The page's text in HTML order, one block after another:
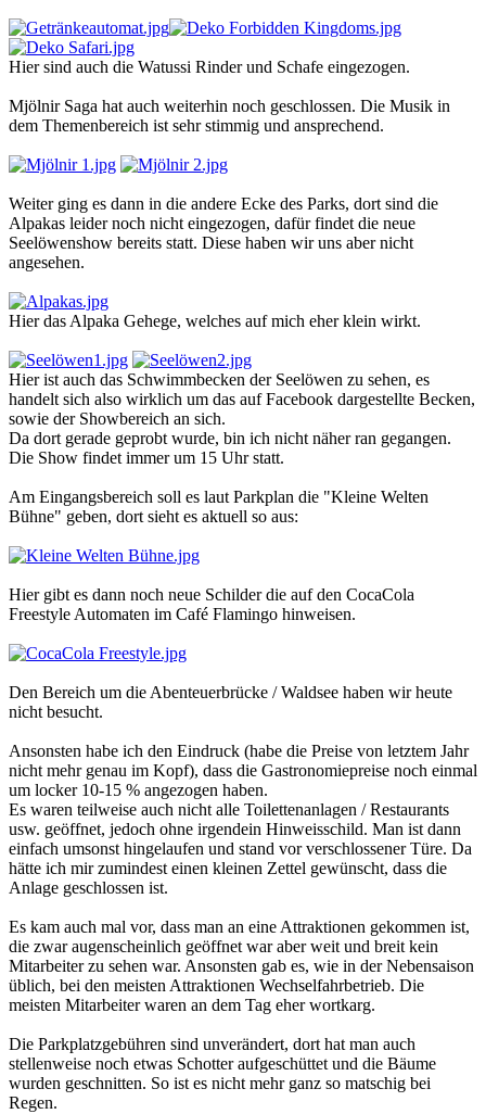
Hier sind auch die Watussi Rinder und Schafe eingezogen.
Mjölnir Saga hat auch weiterhin noch geschlossen. Die Musik in
dem Themenbereich ist sehr stimmig und ansprechend.
Weiter ging es dann in die andere Ecke des Parks, dort sind die
Alpakas leider noch nicht eingezogen, dafür findet die neue
Seelöwenshow bereits statt. Diese haben wir uns aber nicht
angesehen.
Hier das Alpaka Gehege, welches auf mich eher klein wirkt.
Hier ist auch das Schwimmbecken der Seelöwen zu sehen, es
handelt sich also wirklich um das auf Facebook dargestellte Becken,
sowie der Showbereich an sich.
Da dort gerade geprobt wurde, bin ich nicht näher ran gegangen.
Die Show findet immer um 15 Uhr statt.
Am Eingangsbereich soll es laut Parkplan die "Kleine Welten
Bühne" geben, dort sieht es aktuell so aus:
Hier gibt es dann noch neue Schilder die auf den CocaCola
Freestyle Automaten im Café Flamingo hinweisen.
Den Bereich um die Abenteuerbrücke / Waldsee haben wir heute
nicht besucht.
Ansonsten habe ich den Eindruck (habe die Preise von letztem Jahr
nicht mehr genau im Kopf), dass die Gastronomiepreise noch einmal
um locker 10-15 % angezogen haben.
Es waren teilweise auch nicht alle Toilettenanlagen / Restaurants
usw. geöffnet, jedoch ohne irgendein Hinweisschild. Man ist dann
einfach umsonst hingelaufen und stand vor verschlossener Türe. Da
hätte ich mir zumindest einen kleinen Zettel gewünscht, dass die
Anlage geschlossen ist.
Es kam auch mal vor, dass man an eine Attraktionen gekommen ist,
die zwar augenscheinlich geöffnet war aber weit und breit kein
Mitarbeiter zu sehen war. Ansonsten gab es, wie in der Nebensaison
üblich, bei den meisten Attraktionen Wechselfahrbetrieb. Die
meisten Mitarbeiter waren an dem Tag eher wortkarg.
Die Parkplatzgebühren sind unverändert, dort hat man auch
stellenweise noch etwas Schotter aufgeschüttet und die Bäume
wurden geschnitten. So ist es nicht mehr ganz so matschig bei
Regen.